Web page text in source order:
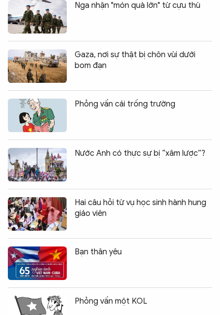
Nga nhận "món quà lớn" từ cựu thù
Gaza, nơi sự thật bị chôn vùi dưới
bom đạn
Phỏng vấn cái trống trường
Nước Anh có thực sự bị “xâm lược”?
Hai câu hỏi từ vụ học sinh hành hung
giáo viên
Bạn thân yêu
Phỏng vấn một KOL